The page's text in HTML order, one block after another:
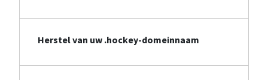
Herstel van uw .hockey-domeinnaam